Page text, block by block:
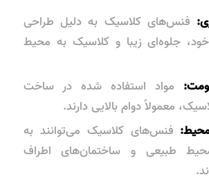
فنس‌های کلاسیک به دلیل طراحی‌
جلوه‌ای زیبا و کلاسیک به محیط
مواد استفاده شده در ساخت
معمولاً دوام بالایی دارند.
فنس‌های کلاسیک می‌توانند به
طبیعی و ساختمان‌های اطراف